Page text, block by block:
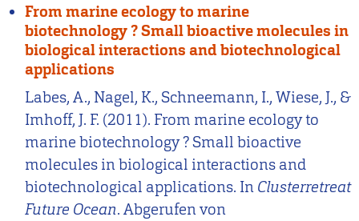
From marine ecology to marine
biotechnology ? Small bioactive molecules in
biological interactions and biotechnological
applications
Labes, A., Nagel, K., Schneemann, I., Wiese, J., &
Imhoff, J. F. (2011). From marine ecology to
marine biotechnology ? Small bioactive
molecules in biological interactions and
biotechnological applications. In Clusterretreat
Future Ocean. Abgerufen von